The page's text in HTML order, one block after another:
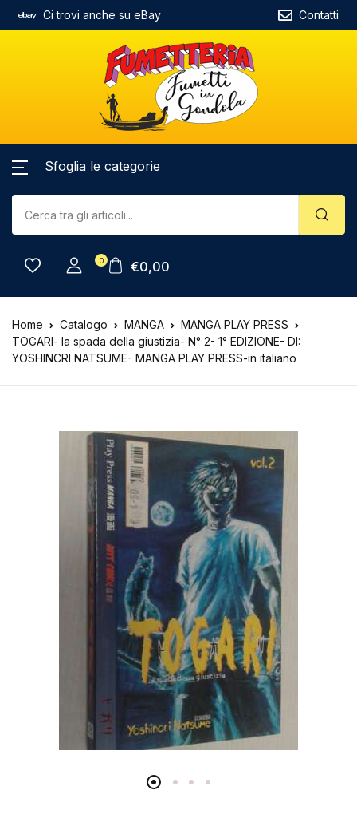
Ci trovi anche su eBay Contatti
Sfoglia le categorie
0 €0,00
Home Catalogo MANGA
MANGA PLAY PRESS
TOGARI- la spada della giustizia- N° 2- 1° EDIZIONE- DI:
YOSHINCRI NATSUME- MANGA PLAY PRESS-in italiano